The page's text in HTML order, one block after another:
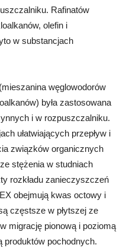
Rafinatów
olefin i
w substancjach
węglowodorów
była zastosowana
i w rozpuszczalniku.
ułatwiających przepływ i
związków organicznych
stężenia w studniach
rozkładu zanieczyszczeń
obejmują kwas octowy i
częstsze w płytszej ze
migrację pionową i poziomą
produktów pochodnych.